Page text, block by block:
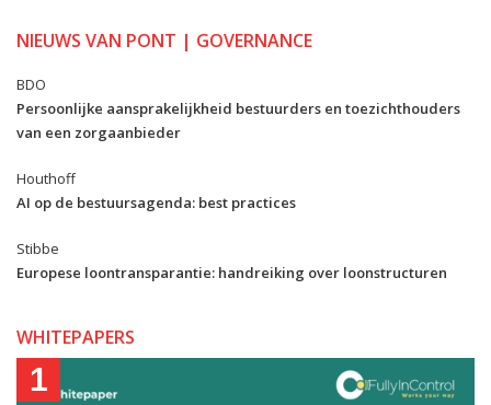
NIEUWS VAN PONT | GOVERNANCE
BDO
Persoonlijke aansprakelijkheid bestuurders en toezichthouders
van een zorgaanbieder
Houthoff
AI op de bestuursagenda: best practices
Stibbe
Europese loontransparantie: handreiking over loonstructuren
WHITEPAPERS
1